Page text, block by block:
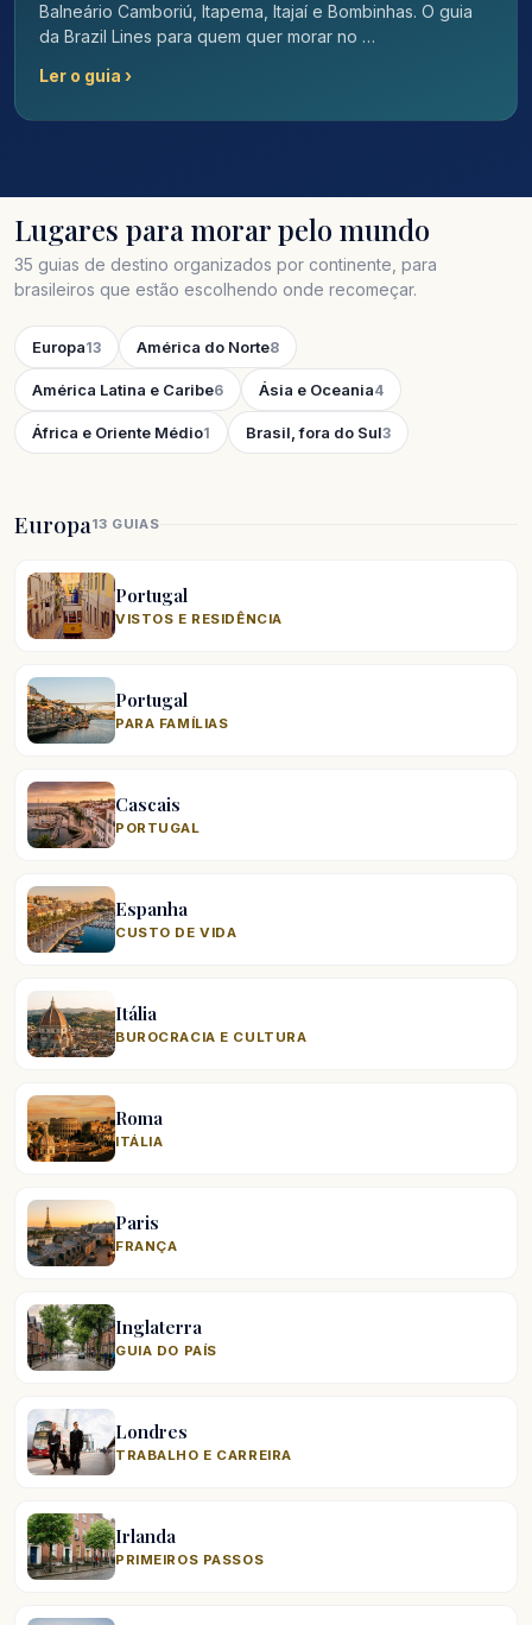
Balneário Camboriú, Itapema, Itajaí e Bombinhas. O guia
da Brazil Lines para quem quer morar no …
Ler o guia ›
Lugares para morar pelo mundo
35 guias de destino organizados por continente, para
brasileiros que estão escolhendo onde recomeçar.
Europa13 América do Norte8
América Latina e Caribe6 Ásia e Oceania4
África e Oriente Médio1 Brasil, fora do Sul3
Europa13 GUIAS
Portugal
VISTOS E RESIDÊNCIA
Portugal
PARA FAMÍLIAS
Cascais
PORTUGAL
Espanha
CUSTO DE VIDA
Itália
BUROCRACIA E CULTURA
Roma
ITÁLIA
Paris
FRANÇA
Inglaterra
GUIA DO PAÍS
Londres
TRABALHO E CARREIRA
Irlanda
PRIMEIROS PASSOS